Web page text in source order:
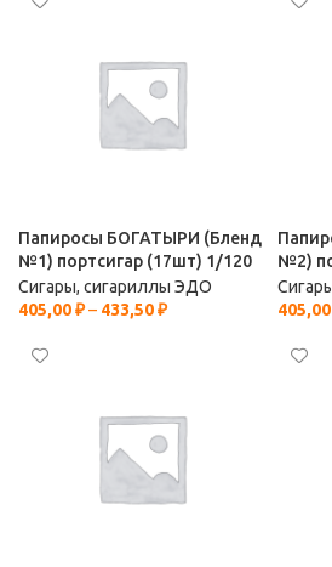
Папиросы БОГАТЫРИ (Бленд
№1) портсигар (17шт) 1/120
Сигары, сигариллы ЭДО
405,00₽– 433,50₽
№2)
405,00